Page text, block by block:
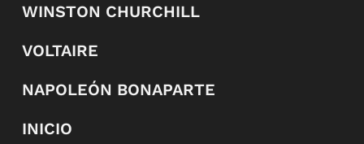
WINSTON CHURCHILL
VOLTAIRE
NAPOLEÓN BONAPARTE
INICIO